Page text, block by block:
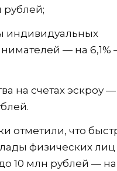
рублей;
индивидуальных
— на 6,1%
на счетах эскроу
отметили, что
физических
10 млн рублей — на